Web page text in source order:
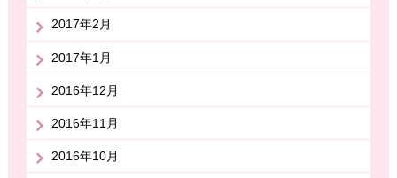
2017年2月
2017年1月
2016年12月
2016年11月
2016年10月